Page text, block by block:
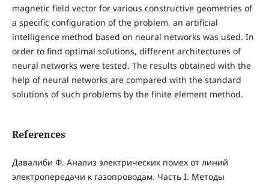
magnetic field vector for various constructive geometries of
a specific configuration of the problem, an artificial
intelligence method based on neural networks was used. In
order to find optimal solutions, different architectures of
neural networks were tested. The results obtained with the
help of neural networks are compared with the standard
solutions of such problems by the finite element method.
References
Давалиби Ф. Анализ электрических помех от линий
электропередачи к газопроводам. Часть I. Методы